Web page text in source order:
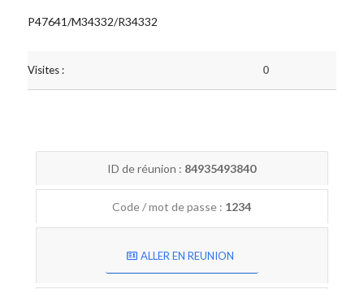
P47641/M34332/R34332
Visites : 0
ID de réunion : 84935493840
Code / mot de passe : 1234
ALLER EN REUNION